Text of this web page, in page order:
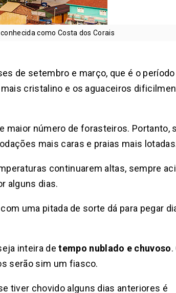
como Costa dos Corais
de setembro e março, que é o
mais cristalino e os aguaceiros
maior número de forasteiros. Portanto,
mais caras e praias mais
continuarem altas, sempre
alguns dias.
uma pitada de sorte dá para pegar
inteira detempo nublado e chuvoso.
serão sim um fiasco.
tiver chovido alguns dias anteriores é